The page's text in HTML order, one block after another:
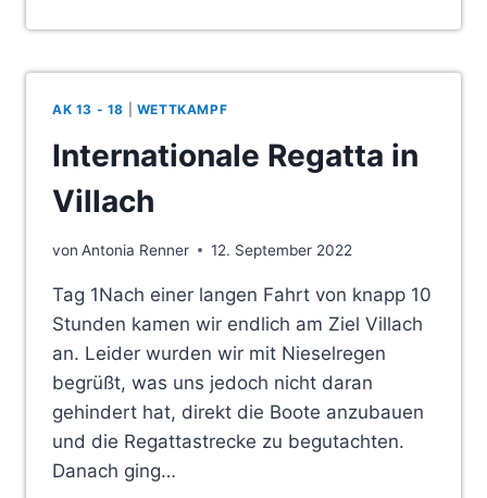
EILENBURG
AK 13 - 18 WETTKAMPF
Internationale Regatta in
Villach
von Antonia Renner 12. September 2022
Tag 1Nach einer langen Fahrt von knapp 10
Stunden kamen wir endlich am Ziel Villach
an. Leider wurden wir mit Nieselregen
begrüßt, was uns jedoch nicht daran
gehindert hat, direkt die Boote anzubauen
und die Regattastrecke zu begutachten.
Danach ging…